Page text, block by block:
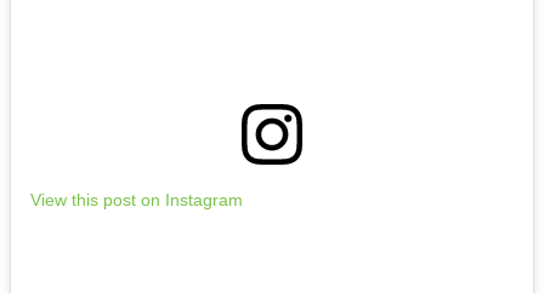
View this post on Instagram